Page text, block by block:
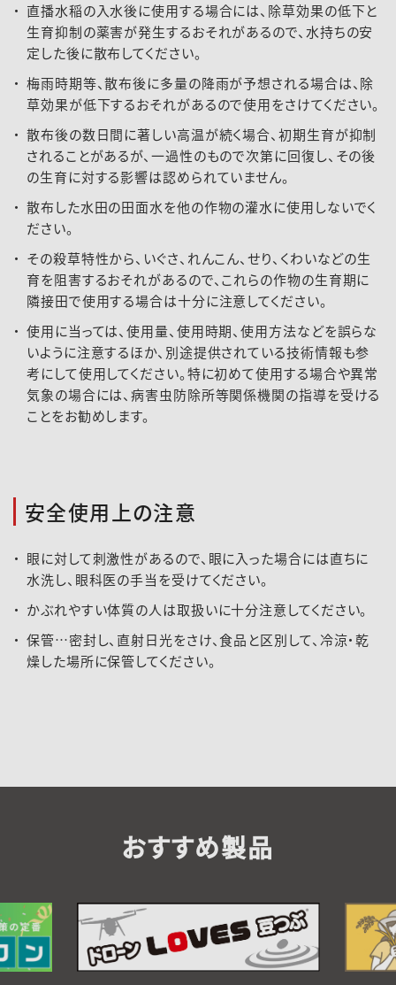
直播水稲の入水後に使用する場合には、除草効果の低下と
生育抑制の薬害が発生するおそれがあるので、水持ちの安
定した後に散布してください。
梅雨時期等、散布後に多量の降雨が予想される場合は、除
草効果が低下するおそれがあるので使用をさけてください。
散布後の数日間に著しい高温が続く場合、初期生育が抑制
されることがあるが、一過性のもので次第に回復し、その後
の生育に対する影響は認められていません。
散布した水田の田面水を他の作物の灌水に使用しないでく
ださい。
その殺草特性から、いぐさ、れんこん、せり、くわいなどの生
育を阻害するおそれがあるので、これらの作物の生育期に
隣接田で使用する場合は十分に注意してください。
使用に当っては、使用量、使用時期、使用方法などを誤らな
いように注意するほか、別途提供されている技術情報も参
考にして使用してください。特に初めて使用する場合や異常
気象の場合には、病害虫防除所等関係機関の指導を受ける
ことをお勧めします。
安全使用上の注意
眼に対して刺激性があるので、眼に入った場合には直ちに
水洗し、眼科医の手当を受けてください。
かぶれやすい体質の人は取扱いに十分注意してください。
保管…密封し、直射日光をさけ、食品と区別して、冷涼・乾
燥した場所に保管してください。
おすすめ製品